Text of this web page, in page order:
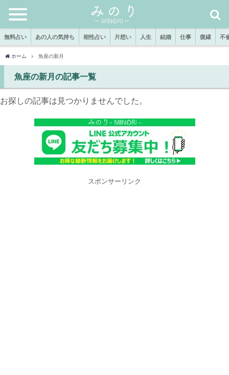
無料占い あの人の気持ち 相性占い 片想い 人生 結婚 仕事 復縁 不
ホーム 魚座の新月
魚座の新月の記事一覧
お探しの記事は見つかりませんでした。
スポンサーリンク